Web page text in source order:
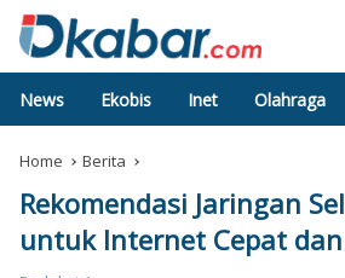
News Ekobis Inet Olahraga
Home Berita
Rekomendasi Jaringan
untuk Internet Cepat